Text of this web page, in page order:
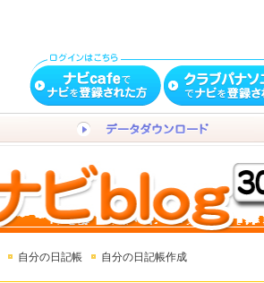
自分の日記帳 自分の日記帳作成